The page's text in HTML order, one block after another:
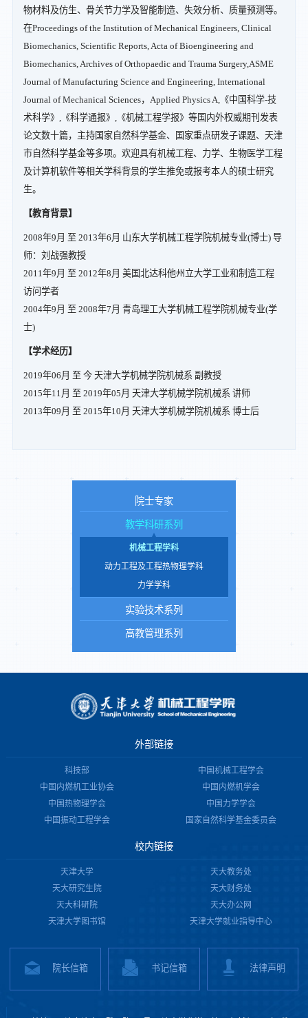
物材料及仿生、骨关节力学及智能制造、失效分析、质量预测等。
在Proceedings of the Institution of Mechanical Engineers, Clinical
Biomechanics, Scientific Reports, Acta of Bioengineering and
Biomechanics, Archives of Orthopaedic and Trauma Surgery,ASME
Journal of Manufacturing Science and Engineering, International
Journal of Mechanical Sciences，Applied Physics A,《中国科学-技
术科学》,《科学通报》,《机械工程学报》等国内外权威期刊发表
论文数十篇，主持国家自然科学基金、国家重点研发子课题、天津
市自然科学基金等多项。欢迎具有机械工程、力学、生物医学工程
及计算机软件等相关学科背景的学生推免或报考本人的硕士研究
生。
【教育背景】
2008年9月 至 2013年6月 山东大学机械工程学院机械专业(博士) 导
师：刘战强教授
2011年9月 至 2012年8月 美国北达科他州立大学工业和制造工程
访问学者
2004年9月 至 2008年7月 青岛理工大学机械工程学院机械专业(学
士)
【学术经历】
2019年06月 至 今 天津大学机械学院机械系 副教授
2015年11月 至 2019年05月 天津大学机械学院机械系 讲师
2013年09月 至 2015年10月 天津大学机械学院机械系 博士后
院士专家
教学科研系列
机械工程学科
动力工程及工程热物理学科
力学学科
实验技术系列
高教管理系列
外部链接
科技部
中国机械工程学会
中国内燃机工业协会
中国内燃机学会
中国热物理学会
中国力学学会
中国振动工程学会
国家自然科学基金委员会
校内链接
天津大学
天大教务处
天大研究生院
天大财务处
天大科研院
天大办公网
天津大学图书馆
天津大学就业指导中心
院长信箱 书记信箱 法律声明